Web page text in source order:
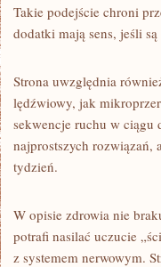
Takie podejście chroni
dodatki mają sens, jeśli
Strona uwzględnia
lędźwiowy, jak
sekwencje ruchu w ciągu
najprostszych rozwiązań,
tydzień.
W opisie zdrowia nie
potrafi nasilać uczucie
z systemem nerwowym.